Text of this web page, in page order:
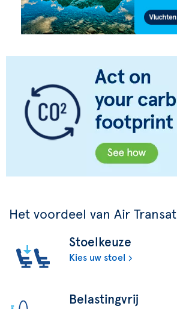
Het voordeel van Air Transat
Stoelkeuze
Kies uw stoel
Belastingvrij